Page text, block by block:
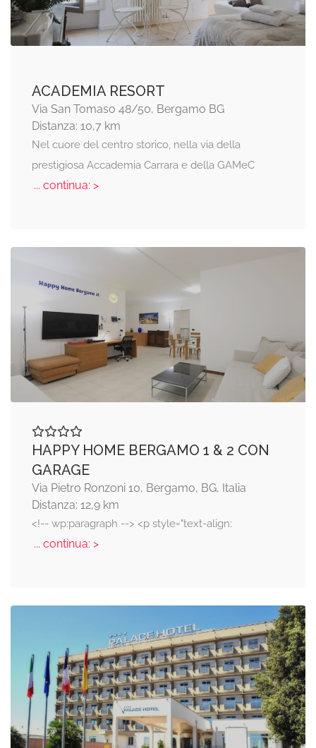
ACADEMIA RESORT
Via San Tomaso 48/50, Bergamo BG
Distanza: 10,7 km
Nel cuore del centro storico, nella via della
prestigiosa Accademia Carrara e della GAMeC
... continua: >
HAPPY HOME BERGAMO 1 & 2 CON
GARAGE
Via Pietro Ronzoni 10, Bergamo, BG, Italia
Distanza: 12,9 km
<!-- wp:paragraph --> <p style="text-align:
... continua: >